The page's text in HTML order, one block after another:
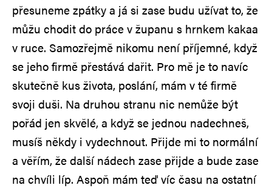
přesuneme zpátky a já si zase budu užívat to, že
můžu chodit do práce v županu s hrnkem kakaa
v ruce. Samozřejmě nikomu není příjemné, když
se jeho firmě přestává dařit. Pro mě je to navíc
skutečně kus života, poslání, mám v té firmě
svoji duši. Na druhou stranu nic nemůže být
pořád jen skvělé, a když se jednou nadechneš,
musíš někdy i vydechnout. Přijde mi to normální
a věřím, že další nádech zase přijde a bude zase
na chvíli líp. Aspoň mám teď víc času na ostatní